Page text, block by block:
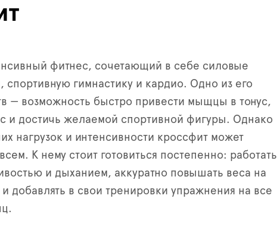
фитнес, сочетающий в себе силовые
спортивную гимнастику и кардио. Одно из его
— возможность быстро привести мыщцы в тонус,
и достичь желаемой спортивной фигуры. Однако
нагрузок и интенсивности кроссфит может
К нему стоит готовиться постепенно: работать
и дыханием, аккуратно повышать веса на
добавлять в свои тренировки упражнения на все